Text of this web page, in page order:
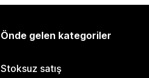
Önde gelen kategoriler
Stoksuz satış